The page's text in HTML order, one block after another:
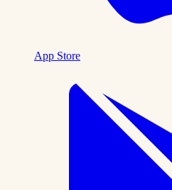
App Store